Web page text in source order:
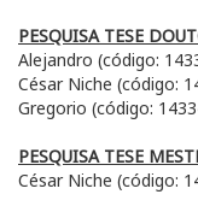
PESQUISA TESE
Alejandro (código:
César Niche (código:
Gregorio (código:
PESQUISA TESE
César Niche (código: